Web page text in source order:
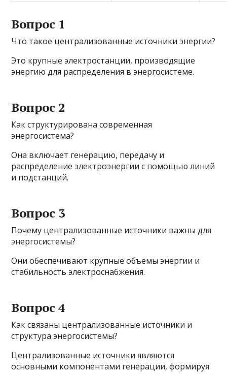
Вопрос 1
Что такое централизованные источники энергии?
Это крупные электростанции, производящие
энергию для распределения в энергосистеме.
Вопрос 2
Как структурирована современная
энергосистема?
Она включает генерацию, передачу и
распределение электроэнергии с помощью линий
и подстанций.
Вопрос 3
Почему централизованные источники важны для
энергосистемы?
Они обеспечивают крупные объемы энергии и
стабильность электроснабжения.
Вопрос 4
Как связаны централизованные источники и
структура энергосистемы?
Централизованные источники являются
основными компонентами генерации, формируя